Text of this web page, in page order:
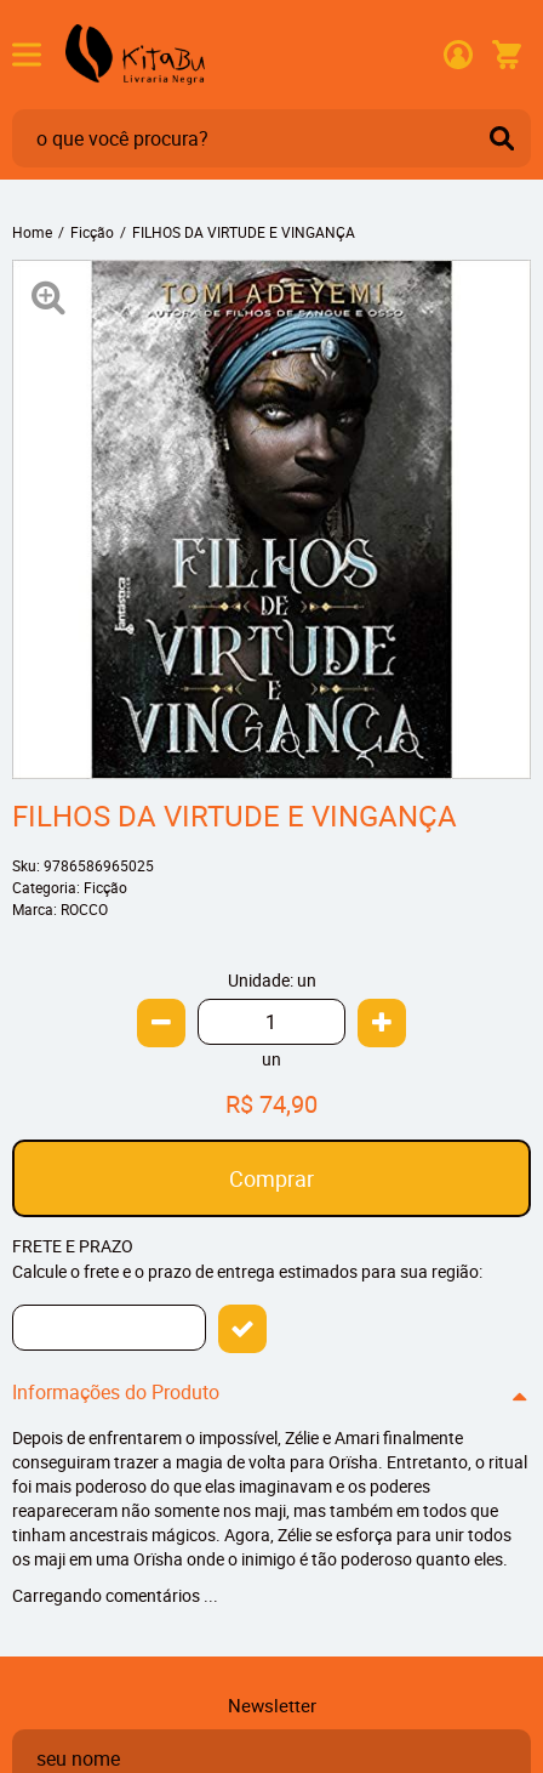
Home Ficção FILHOS DA VIRTUDE E VINGANÇA
FILHOS DA VIRTUDE E VINGANÇA
Sku: 9786586965025
Categoria: Ficção
Marca: ROCCO
Unidade: un
un
R$ 74,90
Comprar
FRETE E PRAZO
Calcule o frete e o prazo de entrega estimados para sua região:
Informações do Produto
Depois de enfrentarem o impossível, Zélie e Amari finalmente
conseguiram trazer a magia de volta para Orïsha. Entretanto, o ritual
foi mais poderoso do que elas imaginavam e os poderes
reapareceram não somente nos maji, mas também em todos que
tinham ancestrais mágicos. Agora, Zélie se esforça para unir todos
os maji em uma Orïsha onde o inimigo é tão poderoso quanto eles.
Carregando comentários ...
Newsletter